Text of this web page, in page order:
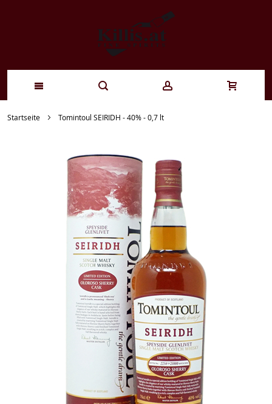
Zum
Startseite Tomintoul SEIRIDH - 40% - 0,7 lt